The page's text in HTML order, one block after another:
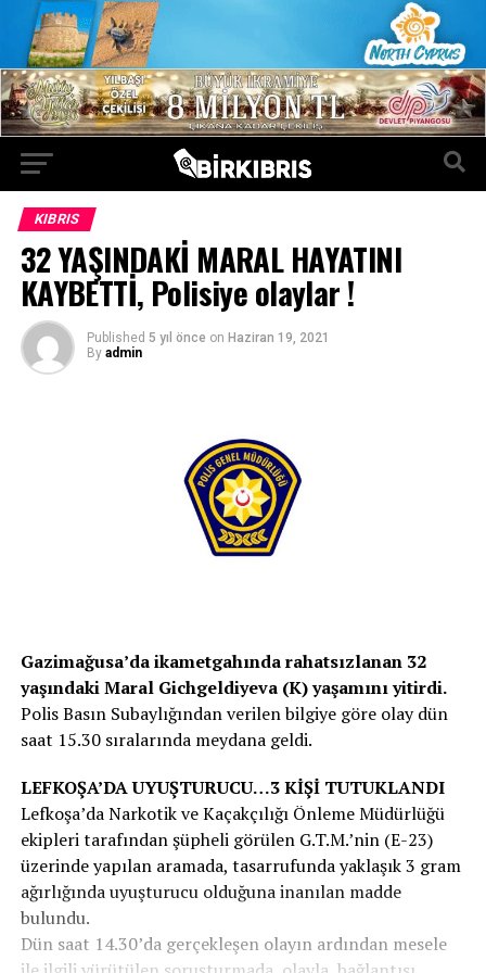
KIBRIS
32 YAŞINDAKİ MARAL HAYATINI
KAYBETTİ, Polisiye olaylar !
Published 5 yıl önce on Haziran 19, 2021
By admin
Gazimağusa’da ikametgahında rahatsızlanan 32
yaşındaki Maral Gichgeldiyeva (K) yaşamını yitirdi.
Polis Basın Subaylığından verilen bilgiye göre olay dün
saat 15.30 sıralarında meydana geldi.
LEFKOŞA’DA UYUŞTURUCU…3 KİŞİ TUTUKLANDI
Lefkoşa’da Narkotik ve Kaçakçılığı Önleme Müdürlüğü
ekipleri tarafından şüpheli görülen G.T.M.’nin (E-23)
üzerinde yapılan aramada, tasarrufunda yaklaşık 3 gram
ağırlığında uyuşturucu olduğuna inanılan madde
bulundu.
Dün saat 14.30’da gerçekleşen olayın ardından mesele